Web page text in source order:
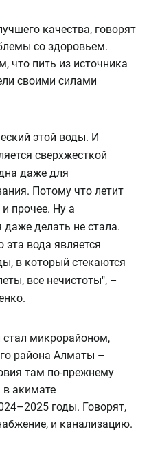
качества, говорят
со здоровьем.
что пить из источника
своими силами
этой воды. И
сверхжесткой
даже для
Потому что летит
прочее. Ну а
даже делать не стала.
эта вода является
в который стекаются
все нечистоты", –
стал микрорайоном,
района Алматы –
там по-прежнему
в акимате
годы. Говорят,
и канализацию.